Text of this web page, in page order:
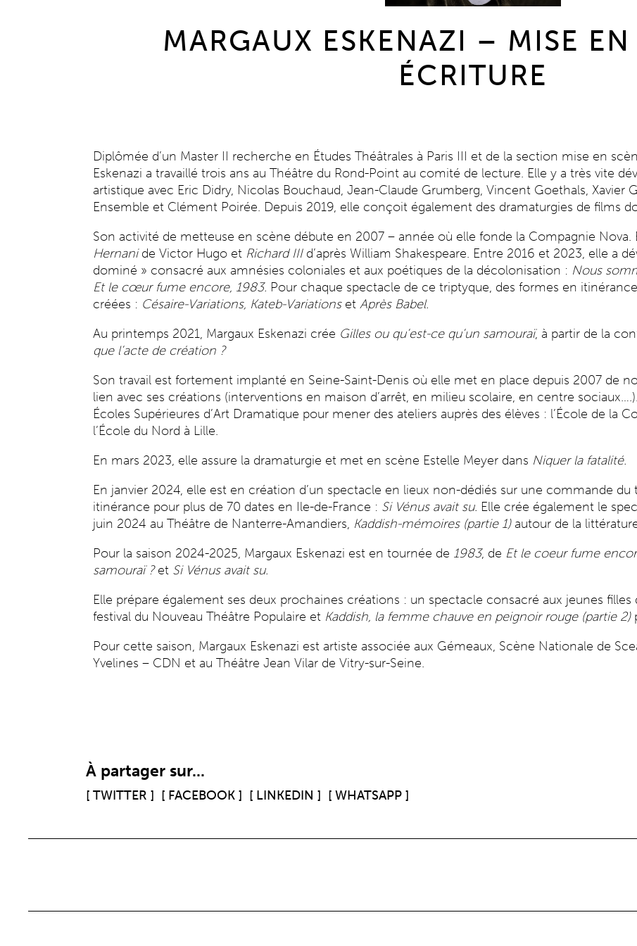
MARGAUX ESKENAZI – MISE EN
ÉCRITURE
Diplômée d’un Master II recherche en Études Théâtrales à Paris III et de la section mise en
Eskenazi a travaillé trois ans au Théâtre du Rond-Point au comité de lecture. Elle y a très vite
artistique avec Eric Didry, Nicolas Bouchaud, Jean-Claude Grumberg, Vincent Goethals, Xavier
Ensemble et Clément Poirée. Depuis 2019, elle conçoit également des dramaturgies de films
Son activité de metteuse en scène débute en 2007 – année où elle fonde la Compagnie Nova.
Hernanide Victor Hugo et Richard IIId’après William Shakespeare. Entre 2016 et 2023, elle a
dominé » consacré aux amnésies coloniales et aux poétiques de la décolonisation : Nous
Et le cœur fume encore, 1983. Pour chaque spectacle de ce triptyque, des formes en
créées : Césaire-Variations, Kateb-Variationset Après Babel.
Au printemps 2021, Margaux Eskenazi crée Gilles ou qu’est-ce qu’un samouraï, à partir de la
que l’acte de création ?
Son travail est fortement implanté en Seine-Saint-Denis où elle met en place depuis 2007 de
lien avec ses créations (interventions en maison d’arrêt, en milieu scolaire, en centre
Écoles Supérieures d’Art Dramatique pour mener des ateliers auprès des élèves : l’École de la
l’École du Nord à Lille.
En mars 2023, elle assure la dramaturgie et met en scène Estelle Meyer dans Niquer la fatalité.
En janvier 2024, elle est en création d’un spectacle en lieux non-dédiés sur une commande du
itinérance pour plus de 70 dates en Ile-de-France : Si Vénus avait su. Elle crée également le
juin 2024 au Théâtre de Nanterre-Amandiers, Kaddish-mémoires (partie 1) autour de la
Pour la saison 2024-2025, Margaux Eskenazi est en tournée de 1983, de Et le coeur fume
samouraï ?et Si Vénus avait su.
Elle prépare également ses deux prochaines créations : un spectacle consacré aux jeunes
festival du Nouveau Théâtre Populaire et Kaddish, la femme chauve en peignoir rouge (partie 2)
Pour cette saison, Margaux Eskenazi est artiste associée aux Gémeaux, Scène Nationale de
Yvelines – CDN et au Théâtre Jean Vilar de Vitry-sur-Seine.
À partager sur...
[ TWITTER ] [ FACEBOOK ] [ LINKEDIN ] [ WHATSAPP ]